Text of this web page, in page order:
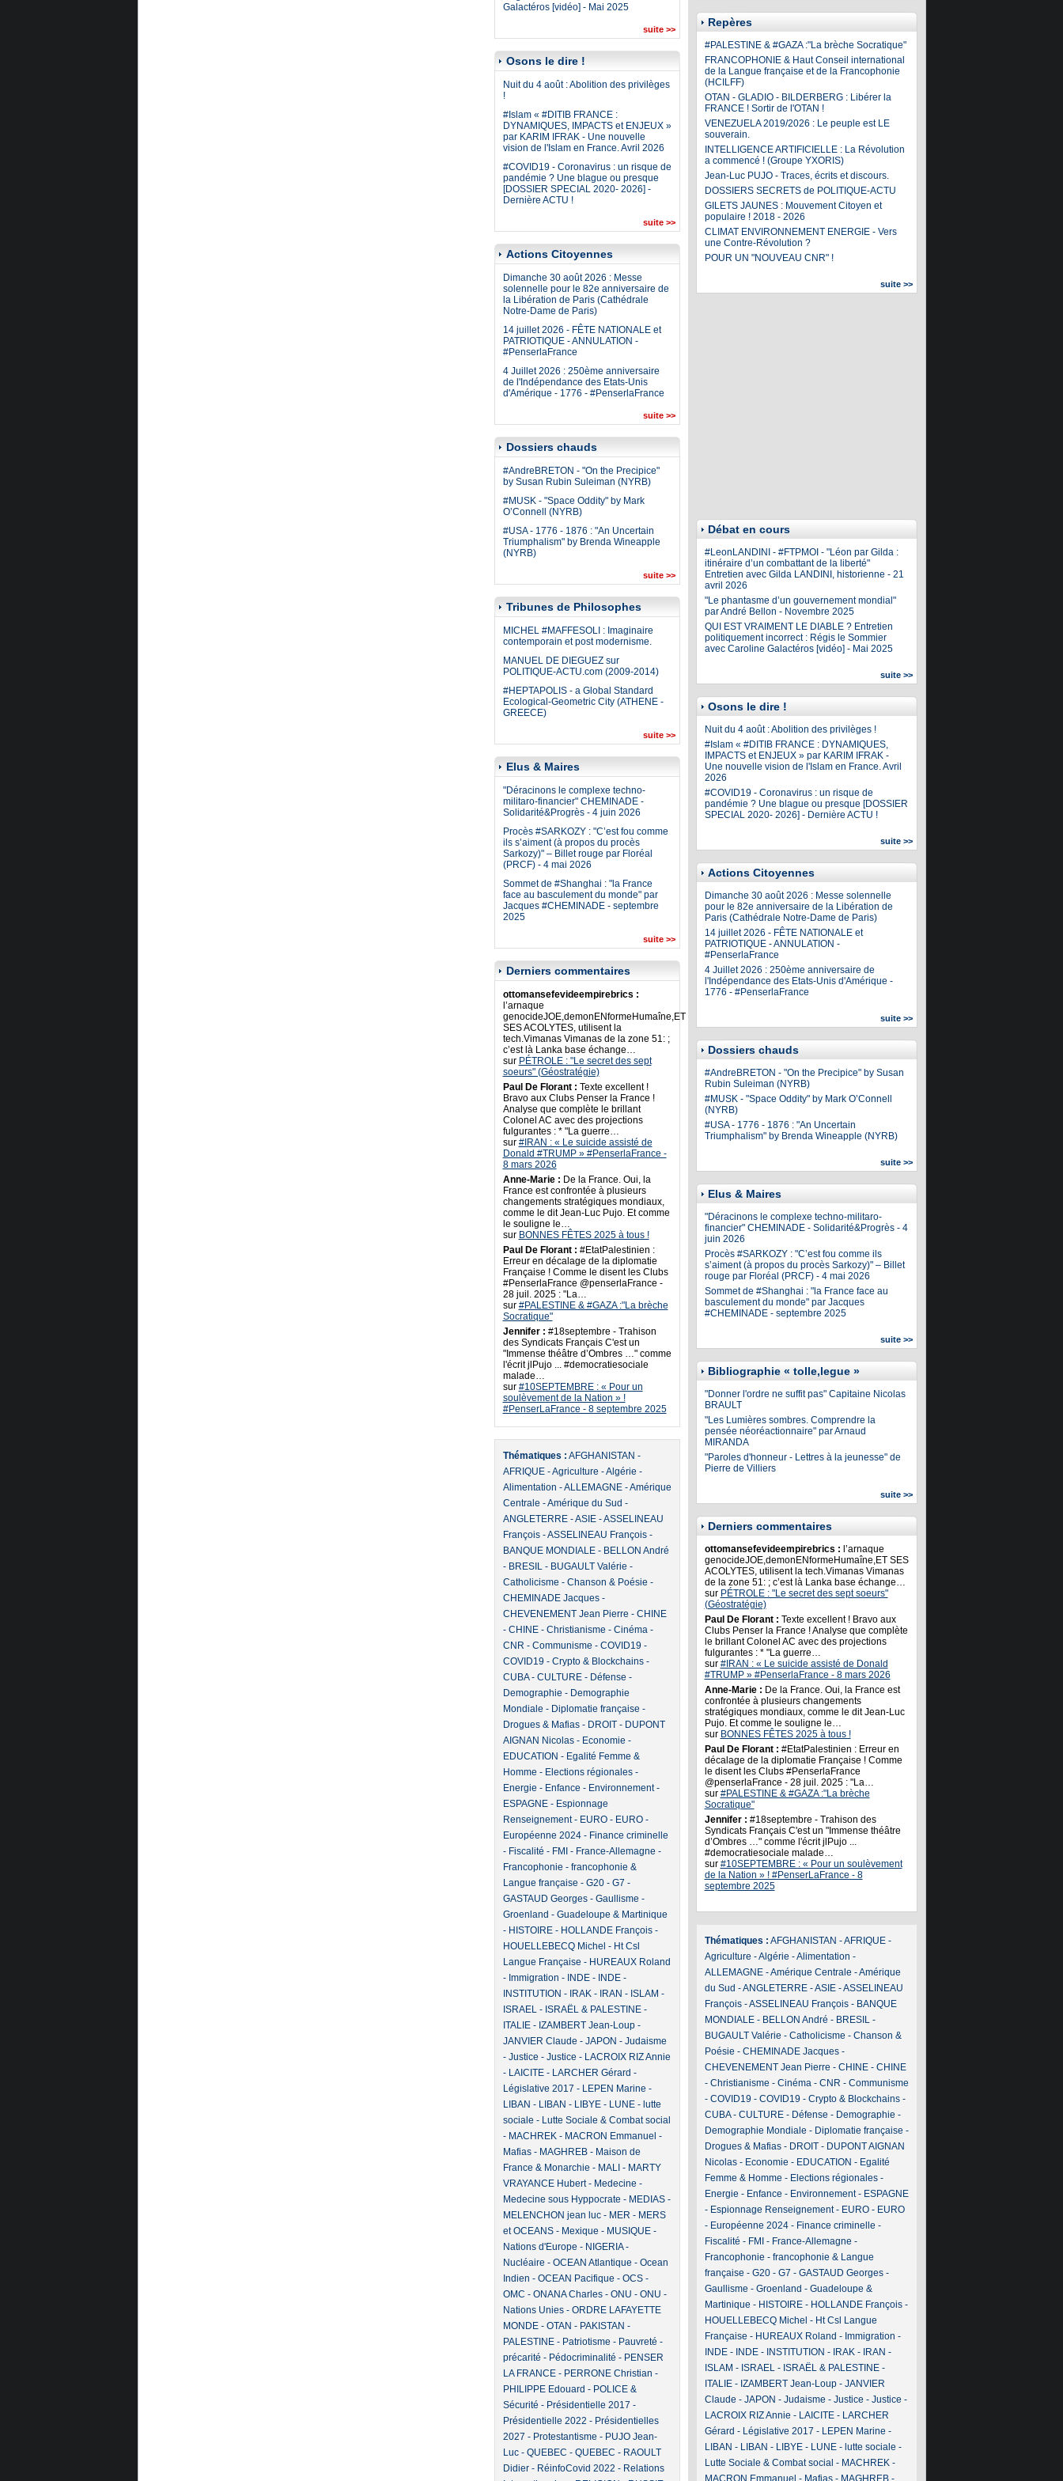
Galactéros [vidéo] - Mai 2025
suite >>
Osons le dire !
Nuit du 4 août : Abolition des privilèges
!
#Islam « #DITIB FRANCE :
DYNAMIQUES, IMPACTS et ENJEUX »
par KARIM IFRAK - Une nouvelle
vision de l'Islam en France. Avril 2026
#COVID19 - Coronavirus : un risque de
pandémie ? Une blague ou presque
[DOSSIER SPECIAL 2020- 2026] -
Dernière ACTU !
suite >>
Actions Citoyennes
Dimanche 30 août 2026 : Messe
solennelle pour le 82e anniversaire de
la Libération de Paris (Cathédrale
Notre-Dame de Paris)
14 juillet 2026 - FÊTE NATIONALE et
PATRIOTIQUE - ANNULATION -
#PenserlaFrance
4 Juillet 2026 : 250ème anniversaire
de l'Indépendance des Etats-Unis
d'Amérique - 1776 - #PenserlaFrance
suite >>
Dossiers chauds
#AndreBRETON - "On the Precipice"
by Susan Rubin Suleiman (NYRB)
#MUSK - "Space Oddity" by Mark
O’Connell (NYRB)
#USA - 1776 - 1876 : "An Uncertain
Triumphalism" by Brenda Wineapple
(NYRB)
suite >>
Tribunes de Philosophes
MICHEL #MAFFESOLI : Imaginaire
contemporain et post modernisme.
MANUEL DE DIEGUEZ sur
POLITIQUE-ACTU.com (2009-2014)
#HEPTAPOLIS - a Global Standard
Ecological-Geometric City (ATHENE -
GREECE)
suite >>
Elus & Maires
"Déracinons le complexe techno-
militaro-financier" CHEMINADE -
Solidarité&Progrès - 4 juin 2026
Procès #SARKOZY : "C’est fou comme
ils s’aiment (à propos du procès
Sarkozy)" – Billet rouge par Floréal
(PRCF) - 4 mai 2026
Sommet de #Shanghai : "la France
face au basculement du monde" par
Jacques #CHEMINADE - septembre
2025
suite >>
Derniers commentaires
ottomansefevideempirebrics :
l’arnaque
genocideJOE,demonENformeHumaîne,ET
SES ACOLYTES, utilisent la
tech.Vimanas Vimanas de la zone 51: ;
c’est là Lanka base échange…
sur PÉTROLE : "Le secret des sept
soeurs" (Géostratégie)
Paul De Florant : Texte excellent !
Bravo aux Clubs Penser la France !
Analyse que complète le brillant
Colonel AC avec des projections
fulgurantes : * "La guerre…
sur #IRAN : « Le suicide assisté de
Donald #TRUMP » #PenserlaFrance -
8 mars 2026
Anne-Marie : De la France. Oui, la
France est confrontée à plusieurs
changements stratégiques mondiaux,
comme le dit Jean-Luc Pujo. Et comme
le souligne le…
sur BONNES FÊTES 2025 à tous !
Paul De Florant : #EtatPalestinien :
Erreur en décalage de la diplomatie
Française ! Comme le disent les Clubs
#PenserlaFrance @penserlaFrance -
28 juil. 2025 : "La…
sur #PALESTINE & #GAZA :"La brèche
Socratique"
Jennifer : #18septembre - Trahison
des Syndicats Français C'est un
"Immense théâtre d’Ombres …" comme
l'écrit jlPujo ... #democratiesociale
malade…
sur #10SEPTEMBRE : « Pour un
soulèvement de la Nation » !
#PenserLaFrance - 8 septembre 2025
Thématiques : AFGHANISTAN -
AFRIQUE-Agriculture -Algérie -
Alimentation -ALLEMAGNE-Amérique
Centrale -Amérique du Sud -
ANGLETERRE-ASIE-ASSELINEAU
François-ASSELINEAU François-
BANQUE MONDIALE- BELLON André
- BRESIL- BUGAULT Valérie -
Catholicisme - Chanson & Poésie -
CHEMINADE Jacques-
CHEVENEMENT Jean Pierre - CHINE
- CHINE- Christianisme - Cinéma-
CNR - Communisme - COVID19 -
COVID19 - Crypto & Blockchains-
CUBA- CULTURE- Défense -
Demographie - Demographie
Mondiale - Diplomatie française -
Drogues & Mafias- DROIT- DUPONT
AIGNAN Nicolas- Economie -
EDUCATION - Egalité Femme &
Homme - Elections régionales-
Energie - Enfance - Environnement-
ESPAGNE- Espionnage
Renseignement- EURO- EURO-
Européenne 2024- Finance criminelle
- Fiscalité - FMI - France-Allemagne -
Francophonie - francophonie &
Langue française - G20- G7 -
GASTAUD Georges- Gaullisme -
Groenland - Guadeloupe & Martinique
- HISTOIRE- HOLLANDE François-
HOUELLEBECQ Michel - Ht Csl
Langue Française - HUREAUX Roland
- Immigration - INDE- INDE-
INSTITUTION - IRAK- IRAN - ISLAM -
ISRAEL- ISRAËL & PALESTINE-
ITALIE- IZAMBERT Jean-Loup-
JANVIER Claude - JAPON - Judaisme
- Justice - Justice - LACROIX RIZ Annie
- LAICITE- LARCHER Gérard -
Législative 2017 - LEPEN Marine -
LIBAN - LIBAN - LIBYE- LUNE- lutte
sociale - Lutte Sociale & Combat social
- MACHREK- MACRON Emmanuel -
Mafias- MAGHREB- Maison de
France & Monarchie - MALI - MARTY
VRAYANCE Hubert- Medecine -
Medecine sous Hyppocrate - MEDIAS-
MELENCHON jean luc- MER - MERS
et OCEANS- Mexique - MUSIQUE-
Nations d'Europe - NIGERIA-
Nucléaire - OCEAN Atlantique - Ocean
Indien - OCEAN Pacifique - OCS-
OMC - ONANA Charles- ONU - ONU -
Nations Unies- ORDRE LAFAYETTE
MONDE- OTAN - PAKISTAN -
PALESTINE- Patriotisme - Pauvreté -
précarité - Pédocriminalité - PENSER
LA FRANCE- PERRONE Christian -
PHILIPPE Edouard - POLICE &
Sécurité - Présidentielle 2017 -
Présidentielle 2022 - Présidentielles
2027 - Protestantisme - PUJO Jean-
Luc- QUEBEC - QUEBEC - RAOULT
Didier- RéinfoCovid 2022 - Relations
Repères
#PALESTINE & #GAZA :"La brèche Socratique"
FRANCOPHONIE & Haut Conseil international
de la Langue française et de la Francophonie
(HCILFF)
OTAN - GLADIO - BILDERBERG : Libérer la
FRANCE ! Sortir de l'OTAN !
VENEZUELA 2019/2026 : Le peuple est LE
souverain.
INTELLIGENCE ARTIFICIELLE : La Révolution
a commencé ! (Groupe YXORIS)
Jean-Luc PUJO - Traces, écrits et discours.
DOSSIERS SECRETS de POLITIQUE-ACTU
GILETS JAUNES : Mouvement Citoyen et
populaire ! 2018 - 2026
CLIMAT ENVIRONNEMENT ENERGIE - Vers
une Contre-Révolution ?
POUR UN "NOUVEAU CNR" !
suite >>
Débat en cours
#LeonLANDINI - #FTPMOI - "Léon par Gilda :
itinéraire d’un combattant de la liberté"
Entretien avec Gilda LANDINI, historienne - 21
avril 2026
"Le phantasme d’un gouvernement mondial"
par André Bellon - Novembre 2025
QUI EST VRAIMENT LE DIABLE ? Entretien
politiquement incorrect : Régis le Sommier
avec Caroline Galactéros [vidéo] - Mai 2025
suite >>
Osons le dire !
Nuit du 4 août : Abolition des privilèges !
#Islam « #DITIB FRANCE : DYNAMIQUES,
IMPACTS et ENJEUX » par KARIM IFRAK -
Une nouvelle vision de l'Islam en France. Avril
2026
#COVID19 - Coronavirus : un risque de
pandémie ? Une blague ou presque [DOSSIER
SPECIAL 2020- 2026] - Dernière ACTU !
suite >>
Actions Citoyennes
Dimanche 30 août 2026 : Messe solennelle
pour le 82e anniversaire de la Libération de
Paris (Cathédrale Notre-Dame de Paris)
14 juillet 2026 - FÊTE NATIONALE et
PATRIOTIQUE - ANNULATION -
#PenserlaFrance
4 Juillet 2026 : 250ème anniversaire de
l'Indépendance des Etats-Unis d'Amérique -
1776 - #PenserlaFrance
suite >>
Dossiers chauds
#AndreBRETON - "On the Precipice" by Susan
Rubin Suleiman (NYRB)
#MUSK - "Space Oddity" by Mark O’Connell
(NYRB)
#USA - 1776 - 1876 : "An Uncertain
Triumphalism" by Brenda Wineapple (NYRB)
suite >>
Elus & Maires
"Déracinons le complexe techno-militaro-
financier" CHEMINADE - Solidarité&Progrès - 4
juin 2026
Procès #SARKOZY : "C’est fou comme ils
s’aiment (à propos du procès Sarkozy)" – Billet
rouge par Floréal (PRCF) - 4 mai 2026
Sommet de #Shanghai : "la France face au
basculement du monde" par Jacques
#CHEMINADE - septembre 2025
suite >>
Bibliographie « tolle,legue »
"Donner l'ordre ne suffit pas" Capitaine Nicolas
BRAULT
"Les Lumières sombres. Comprendre la
pensée néoréactionnaire" par Arnaud
MIRANDA
"Paroles d'honneur - Lettres à la jeunesse" de
Pierre de Villiers
suite >>
Derniers commentaires
ottomansefevideempirebrics : l’arnaque
genocideJOE,demonENformeHumaîne,ET SES
ACOLYTES, utilisent la tech.Vimanas Vimanas
de la zone 51: ; c’est là Lanka base échange…
sur PÉTROLE : "Le secret des sept soeurs"
(Géostratégie)
Paul De Florant : Texte excellent ! Bravo aux
Clubs Penser la France ! Analyse que complète
le brillant Colonel AC avec des projections
fulgurantes : * "La guerre…
sur #IRAN : « Le suicide assisté de Donald
#TRUMP » #PenserlaFrance - 8 mars 2026
Anne-Marie : De la France. Oui, la France est
confrontée à plusieurs changements
stratégiques mondiaux, comme le dit Jean-Luc
Pujo. Et comme le souligne le…
sur BONNES FÊTES 2025 à tous !
Paul De Florant : #EtatPalestinien : Erreur en
décalage de la diplomatie Française ! Comme
le disent les Clubs #PenserlaFrance
@penserlaFrance - 28 juil. 2025 : "La…
sur #PALESTINE & #GAZA :"La brèche
Socratique"
Jennifer : #18septembre - Trahison des
Syndicats Français C'est un "Immense théâtre
d’Ombres …" comme l'écrit jlPujo ...
#democratiesociale malade…
sur #10SEPTEMBRE : « Pour un soulèvement
de la Nation » ! #PenserLaFrance - 8
septembre 2025
Thématiques : AFGHANISTAN -AFRIQUE-
Agriculture -Algérie -Alimentation -
ALLEMAGNE-Amérique Centrale -Amérique
du Sud -ANGLETERRE-ASIE-ASSELINEAU
François-ASSELINEAU François- BANQUE
MONDIALE- BELLON André - BRESIL-
BUGAULT Valérie - Catholicisme - Chanson &
Poésie - CHEMINADE Jacques-
CHEVENEMENT Jean Pierre - CHINE- CHINE
- Christianisme - Cinéma- CNR - Communisme
- COVID19 - COVID19 - Crypto & Blockchains-
CUBA- CULTURE- Défense - Demographie -
Demographie Mondiale - Diplomatie française -
Drogues & Mafias- DROIT- DUPONT AIGNAN
Nicolas- Economie - EDUCATION - Egalité
Femme & Homme - Elections régionales-
Energie - Enfance - Environnement- ESPAGNE
- Espionnage Renseignement- EURO- EURO
- Européenne 2024- Finance criminelle -
Fiscalité - FMI - France-Allemagne -
Francophonie - francophonie & Langue
française - G20- G7 - GASTAUD Georges-
Gaullisme - Groenland - Guadeloupe &
Martinique - HISTOIRE- HOLLANDE François-
HOUELLEBECQ Michel - Ht Csl Langue
Française - HUREAUX Roland - Immigration -
INDE- INDE- INSTITUTION - IRAK- IRAN -
ISLAM - ISRAEL- ISRAËL & PALESTINE-
ITALIE- IZAMBERT Jean-Loup- JANVIER
Claude - JAPON - Judaisme - Justice - Justice -
LACROIX RIZ Annie - LAICITE- LARCHER
Gérard - Législative 2017 - LEPEN Marine -
LIBAN - LIBAN - LIBYE- LUNE- lutte sociale -
Lutte Sociale & Combat social - MACHREK-
MACRON Emmanuel - Mafias- MAGHREB-